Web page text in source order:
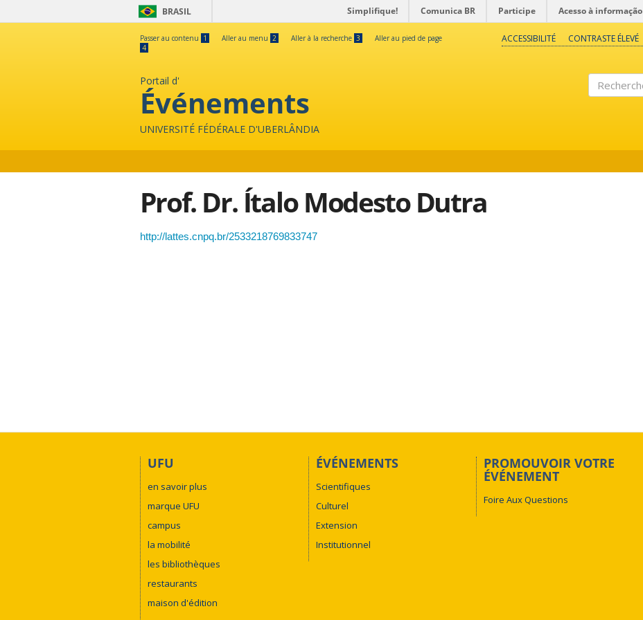
BRASIL Simplifique! Comunica BR Participe Acesso à informação
Passer au contenu 1 Aller au menu 2 Aller à la recherche 3
Aller au pied de page
4
ACCESSIBILITÉ CONTRASTE ÉLEVÉ
Portail d'
Événements
UNIVERSITÉ FÉDÉRALE D'UBERLÂNDIA
Prof. Dr. Ítalo Modesto Dutra
http://lattes.cnpq.br/2533218769833747
UFU
en savoir plus
marque UFU
campus
la mobilité
les bibliothèques
restaurants
maison d'édition
ÉVÉNEMENTS
Scientifiques
Culturel
Extension
Institutionnel
PROMOUVOIR VOTRE
ÉVÉNEMENT
Foire Aux Questions